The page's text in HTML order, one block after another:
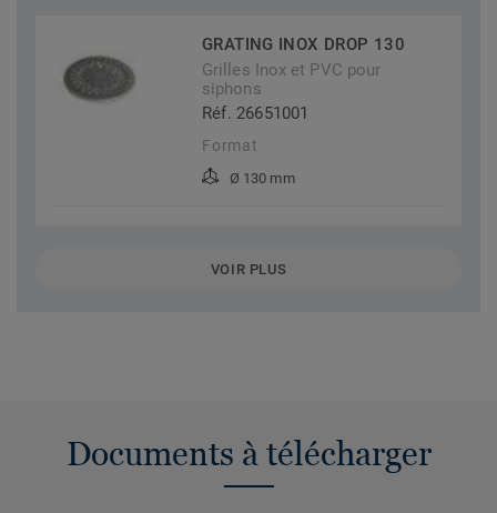
GRATING INOX DROP 130
Grilles Inox et PVC pour
siphons
Réf. 26651001
Format
Ø 130 mm
VOIR PLUS
Documents à télécharger